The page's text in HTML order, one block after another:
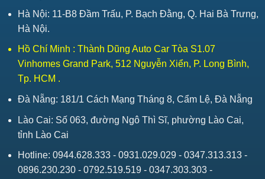
Hà Nội: 11-B8 Đầm Trấu, P. Bạch Đằng, Q. Hai Bà Trưng,
Hà Nội.
Hồ Chí Minh : Thành Dũng Auto Car Tòa S1.07
Vinhomes Grand Park, 512 Nguyễn Xiển, P. Long Bình,
Tp. HCM .
Đà Nẵng: 181/1 Cách Mạng Tháng 8, Cẩm Lệ, Đà Nẵng
Lào Cai: Số 063, đường Ngô Thì Sĩ, phường Lào Cai,
tỉnh Lào Cai
Hotline: 0944.628.333 - 0931.029.029 - 0347.313.313 -
0896.230.230 - 0792.519.519 - 0347.303.303 -